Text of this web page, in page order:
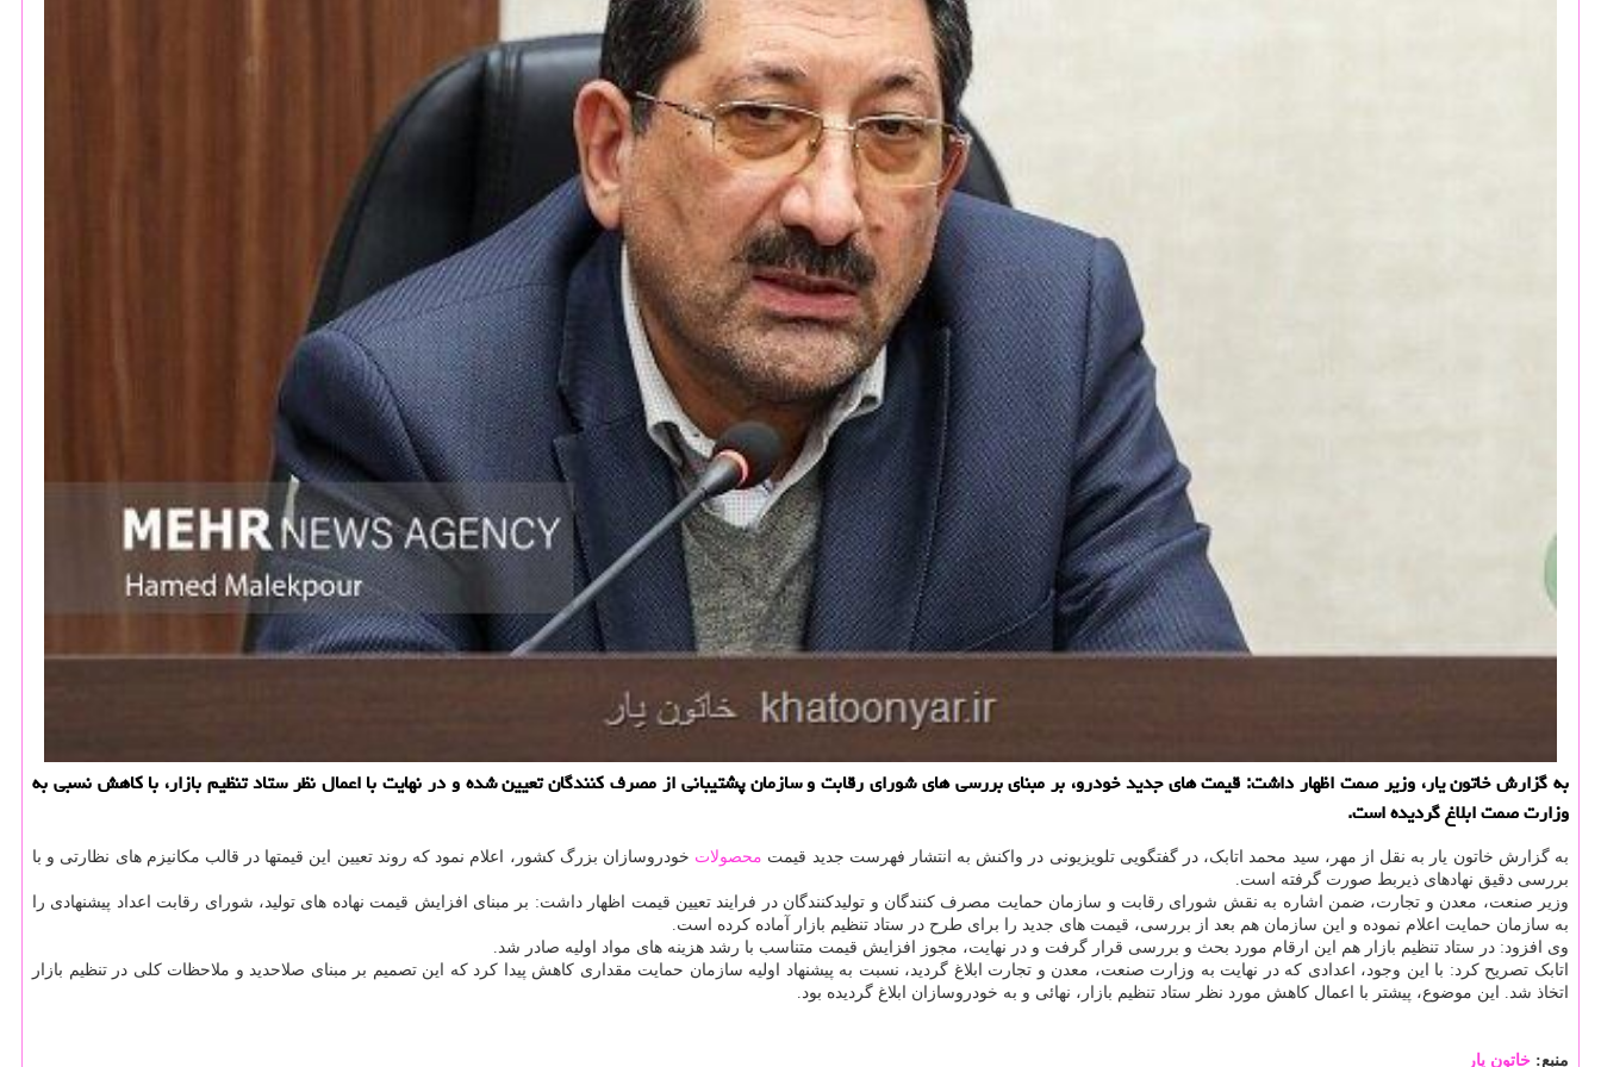
به گزارش خاتون یار، وزیر صمت اظهار داشت: قیمت های جدید خودرو، بر مبنای بررسی های شورای رقابت و سازمان پشتیبانی از مصرف کنندگان تعیین شده و در نهایت با اعمال نظر ستاد تنظیم بازار، با کاهش نسبی به
وزارت صمت ابلاغ گردیده است.
به گزارش خاتون یار به نقل از مهر، سید محمد اتابک، در گفتگویی تلویزیونی در واکنش به انتشار فهرست جدید قیمت محصولات خودروسازان بزرگ کشور، اعلام نمود که روند تعیین این قیمتها در قالب مکانیزم های نظارتی و با
بررسی دقیق نهادهای ذیربط صورت گرفته است.
وزیر صنعت، معدن و تجارت، ضمن اشاره به نقش شورای رقابت و سازمان حمایت مصرف کنندگان و تولیدکنندگان در فرایند تعیین قیمت اظهار داشت: بر مبنای افزایش قیمت نهاده های تولید، شورای رقابت اعداد پیشنهادی را
به سازمان حمایت اعلام نموده و این سازمان هم بعد از بررسی، قیمت های جدید را برای طرح در ستاد تنظیم بازار آماده کرده است.
وی افزود: در ستاد تنظیم بازار هم این ارقام مورد بحث و بررسی قرار گرفت و در نهایت، مجوز افزایش قیمت متناسب با رشد هزینه های مواد اولیه صادر شد.
اتابک تصریح کرد: با این وجود، اعدادی که در نهایت به وزارت صنعت، معدن و تجارت ابلاغ گردید، نسبت به پیشنهاد اولیه سازمان حمایت مقداری کاهش پیدا کرد که این تصمیم بر مبنای صلاحدید و ملاحظات کلی در تنظیم بازار
اتخاذ شد. این موضوع، پیشتر با اعمال کاهش مورد نظر ستاد تنظیم بازار، نهائی و به خودروسازان ابلاغ گردیده بود.
منبع: خاتون یار